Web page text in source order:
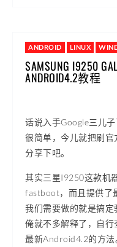
ANDROID LINUX
SAMSUNG I9250
ANDROID4.2教程
话说入手Google三儿
很简单，今儿就把刷
分享下吧。
其实三星I9250这款机
fastboot，而且提供了
我们需要做的就是搞
俺就不多解释了，自
最新Android4.2的方法